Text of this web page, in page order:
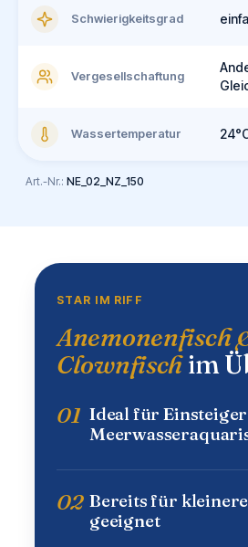
Schwierigkeitsgrad
Vergesellschaftung
Wassertemperatur
Art.-Nr.: NE_02_NZ_150
STAR IM RIFF
Anemonenfisch
Clownfischim
01 Ideal für
02 Bereits für
geeignet